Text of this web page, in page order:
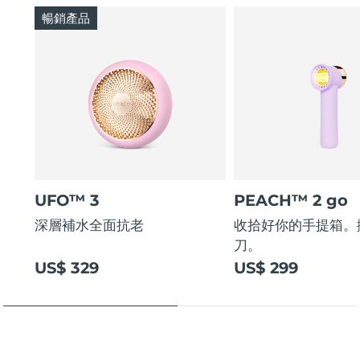
UFO™ 3
深層補水全面抗老
US$ 329
暢銷產品
PEACH™ 2 go
收拾好你的手提箱
刀。
US$ 299